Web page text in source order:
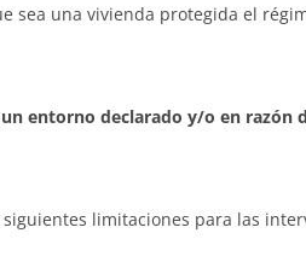
sea una vivienda protegida el
entorno declarado y/o en razón
limitaciones para las